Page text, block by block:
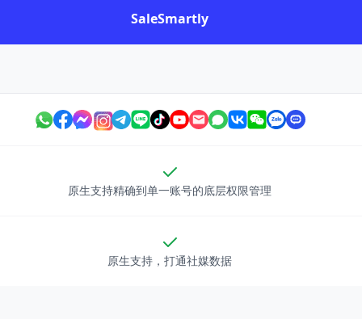
SaleSmartly
原生支持精确到单一账号的底层权限管理
原生支持，打通社媒数据